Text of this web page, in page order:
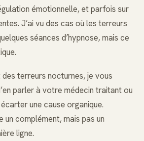
émotionnelle, et parfois sur
J’ai vu des cas où les terreurs
séances d’hypnose, mais ce
terreurs nocturnes, je vous
parler à votre médecin traitant ou
une cause organique.
un complément, mais pas un
ligne.